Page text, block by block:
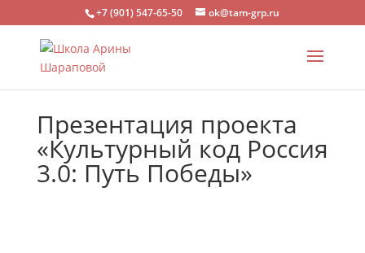
+7 (901) 547-65-50 ok@tam-grp.ru
Презентация проекта
«Культурный код Россия
3.0: Путь Победы»